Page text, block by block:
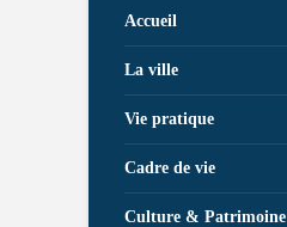
Accueil
La ville
Vie pratique
Cadre de vie
Culture & Patrimoine